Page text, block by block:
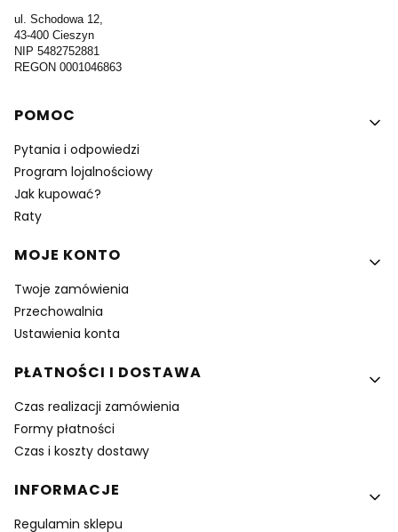
ul. Schodowa 12,
43-400 Cieszyn
NIP 5482752881
REGON 0001046863
Linki w stopce
POMOC
Pytania i odpowiedzi
Program lojalnościowy
Jak kupować?
Raty
MOJE KONTO
Twoje zamówienia
Przechowalnia
Ustawienia konta
PŁATNOŚCI I DOSTAWA
Czas realizacji zamówienia
Formy płatności
Czas i koszty dostawy
INFORMACJE
Regulamin sklepu